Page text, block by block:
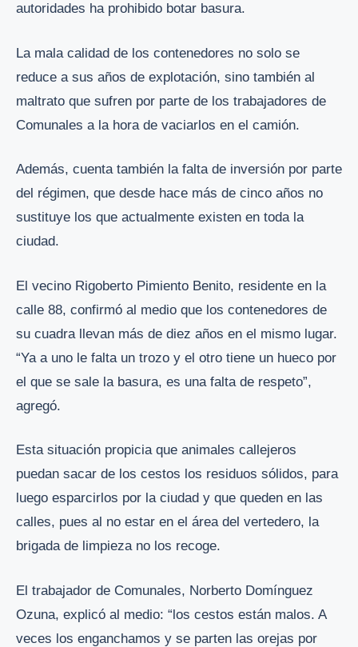
autoridades ha prohibido botar basura.
La mala calidad de los contenedores no solo se
reduce a sus años de explotación, sino también al
maltrato que sufren por parte de los trabajadores de
Comunales a la hora de vaciarlos en el camión.
Además, cuenta también la falta de inversión por parte
del régimen, que desde hace más de cinco años no
sustituye los que actualmente existen en toda la
ciudad.
El vecino Rigoberto Pimiento Benito, residente en la
calle 88, confirmó al medio que los contenedores de
su cuadra llevan más de diez años en el mismo lugar.
“Ya a uno le falta un trozo y el otro tiene un hueco por
el que se sale la basura, es una falta de respeto”,
agregó.
Esta situación propicia que animales callejeros
puedan sacar de los cestos los residuos sólidos, para
luego esparcirlos por la ciudad y que queden en las
calles, pues al no estar en el área del vertedero, la
brigada de limpieza no los recoge.
El trabajador de Comunales, Norberto Domínguez
Ozuna, explicó al medio: “los cestos están malos. A
veces los enganchamos y se parten las orejas por